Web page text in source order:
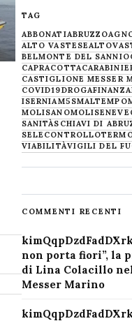
TAG
ABBONATIABRUZZO
ALTO VASTESE
BELMONTE DEL SANNIO
CAPRACOTTA
CASTIGLIONE MESSER
COVID19DROGAFINANZA
ISERNIAM5SMALTEMPO
MOLISANOMOLISENEVE
SANITÀSCHIAVI DI
SELECONTROLLO
VIABILITÀVIGILI DEL
COMMENTI RECENTI
non porta fiori”, la
di Lina Colacillo
Messer Marino